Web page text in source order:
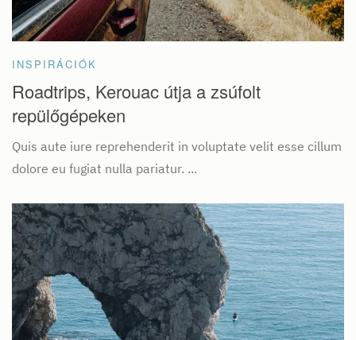
INSPIRÁCIÓK
Roadtrips, Kerouac útja a zsúfolt
repülőgépeken
Quis aute iure reprehenderit in voluptate velit esse cillum
dolore eu fugiat nulla pariatur. ...